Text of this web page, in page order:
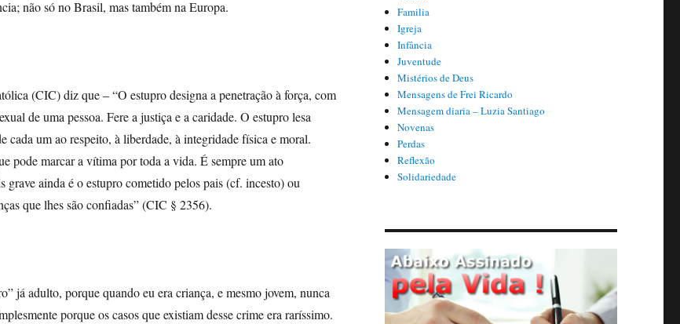
não só no Brasil, mas também na Europa.
(CIC) diz que – “O estupro designa a penetração à força, com
de uma pessoa. Fere a justiça e a caridade. O estupro lesa
cada um ao respeito, à liberdade, à integridade física e moral.
pode marcar a vítima por toda a vida. É sempre um ato
grave ainda é o estupro cometido pelos pais (cf. incesto) ou
que lhes são confiadas” (CIC § 2356).
já adulto, porque quando eu era criança, e mesmo jovem, nunca
porque os casos que existiam desse crime era raríssimo.
Familia
Igreja
Infância
Juventude
Mistérios de Deus
Mensagens de Frei Ricardo
Mensagem diaria – Luzia Santiago
Novenas
Perdas
Reflexão
Solidariedade